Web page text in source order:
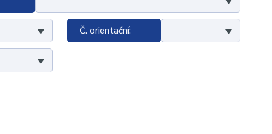
Č. orientační: